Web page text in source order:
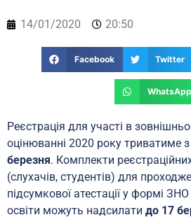
14/01/2020 20:50
Facebook Twitter
WhatsApp
Реєстрація для участі в
оцінюванні 2020 року триватиме з
березня. Комплекти
(слухачів, студентів) для
підсумкової атестації у формі
освіти можуть надсилати до 17